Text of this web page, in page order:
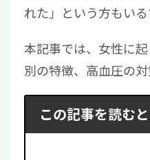
れた」という方もいる
本記事では、女性に
別の特徴、高血圧の対
この記事を読む